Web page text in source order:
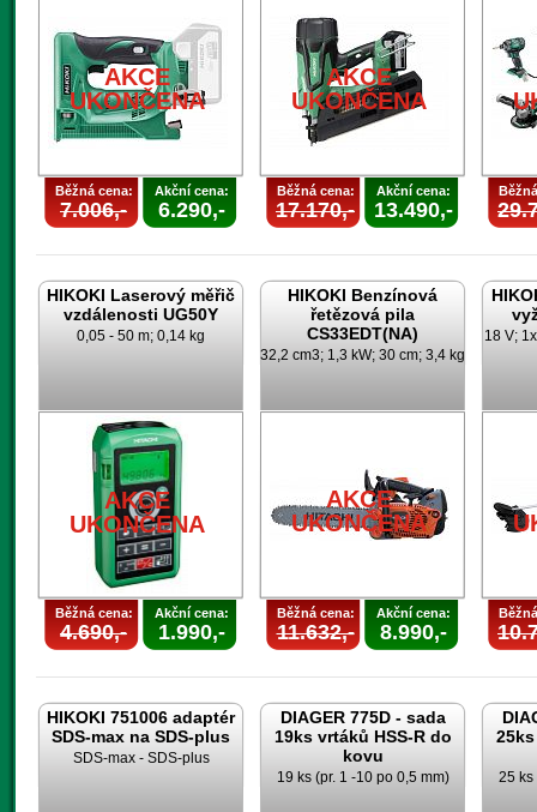
AKCE
UKONČENA
Běžná cena:
7.006,-
Akční cena:
6.290,-
AKCE
UKONČENA
Běžná cena:
17.170,-
Akční cena:
13.490,-
HIKOKI Laserový měřič
vzdálenosti UG50Y
0,05 - 50 m; 0,14 kg
AKCE
UKONČENA
Běžná cena:
4.690,-
Akční cena:
1.990,-
HIKOKI Benzínová
řetězová pila
CS33EDT(NA)
32,2 cm3; 1,3 kW; 30 cm; 3,4 kg
AKCE
UKONČENA
Běžná cena:
11.632,-
Akční cena:
8.990,-
18 V;
HIKOKI 751006 adaptér
SDS-max na SDS-plus
SDS-max - SDS-plus
DIAGER 775D - sada
19ks vrtáků HSS-R do
kovu
19 ks (pr. 1 -10 po 0,5 mm) 25 ks